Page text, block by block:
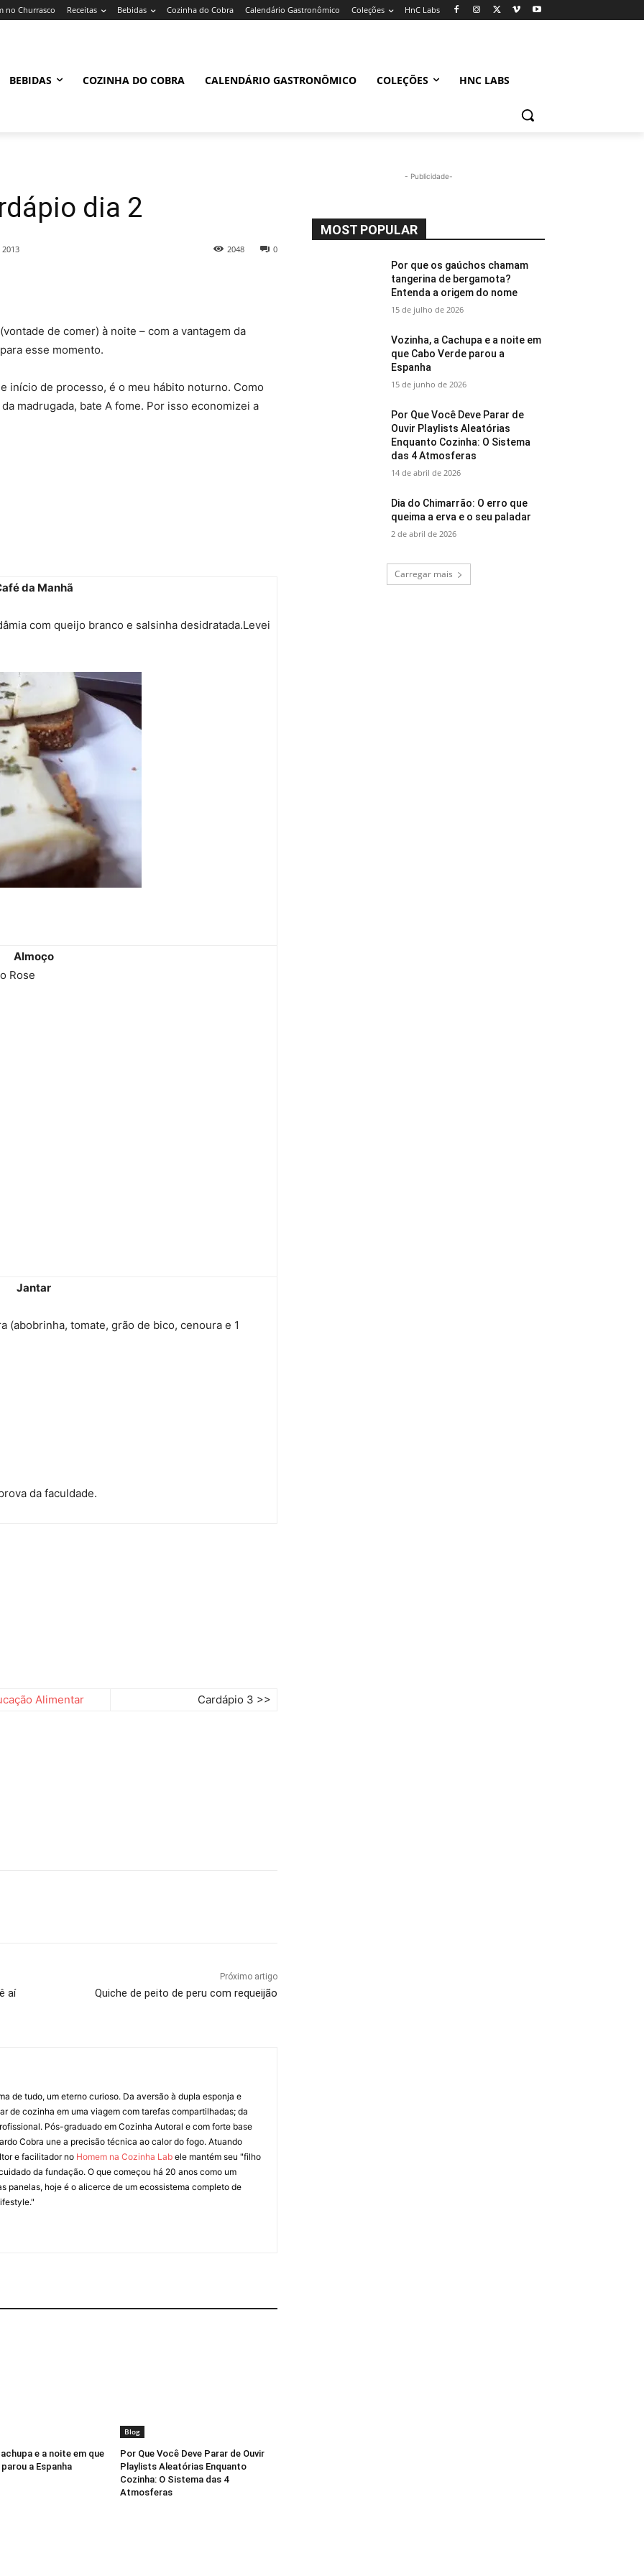
no Churrasco Receitas Bebidas Cozinha do Cobra Calendário Gastronômico Coleções HnC Labs
BEBIDAS COZINHA DO COBRA CALENDÁRIO GASTRONÔMICO COLEÇÕES HNC LABS
dia 2
0
2048
de comer) à noite – com a vantagem da
esse momento.
início de processo, é o meu hábito noturno. Como
madrugada, bate A fome. Por isso economizei a
da Manhã
com queijo branco e salsinha desidratada.Levei
Almoço
Rose
Jantar
(abobrinha, tomate, grão de bico, cenoura e 1
da faculdade.
Alimentar Cardápio 3 >>
aí
Próximo artigo
Quiche de peito de peru com requeijão
de tudo, um eterno curioso. Da aversão à dupla esponja e
de cozinha em uma viagem com tarefas compartilhadas; da
Pós-graduado em Cozinha Autoral e com forte base
Cobra une a precisão técnica ao calor do fogo. Atuando
e facilitador no Homem na Cozinha Lab ele mantém seu "filho
da fundação. O que começou há 20 anos como um
panelas, hoje é o alicerce de um ecossistema completo de
e a noite em que
a Espanha
Blog
Por Que Você Deve Parar de Ouvir
Playlists Aleatórias Enquanto
Cozinha: O Sistema das 4
Atmosferas
- Publicidade-
MOST POPULAR
Por que os gaúchos chamam
tangerina de bergamota?
Entenda a origem do nome
15 de julho de 2026
Vozinha, a Cachupa e a noite em
que Cabo Verde parou a
Espanha
15 de junho de 2026
Por Que Você Deve Parar de
Ouvir Playlists Aleatórias
Enquanto Cozinha: O Sistema
das 4 Atmosferas
14 de abril de 2026
Dia do Chimarrão: O erro que
queima a erva e o seu paladar
2 de abril de 2026
Carregar mais